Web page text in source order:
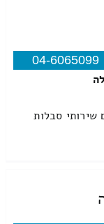
04-6065099
סבלות